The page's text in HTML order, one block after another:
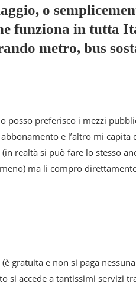
o
funziona in tutta
metro, bus
preferisco i mezzi
e l’altro mi
realtà si può fare lo stesso
ma li compro
(è gratuita e non si paga
si accede a tantissimi servizi